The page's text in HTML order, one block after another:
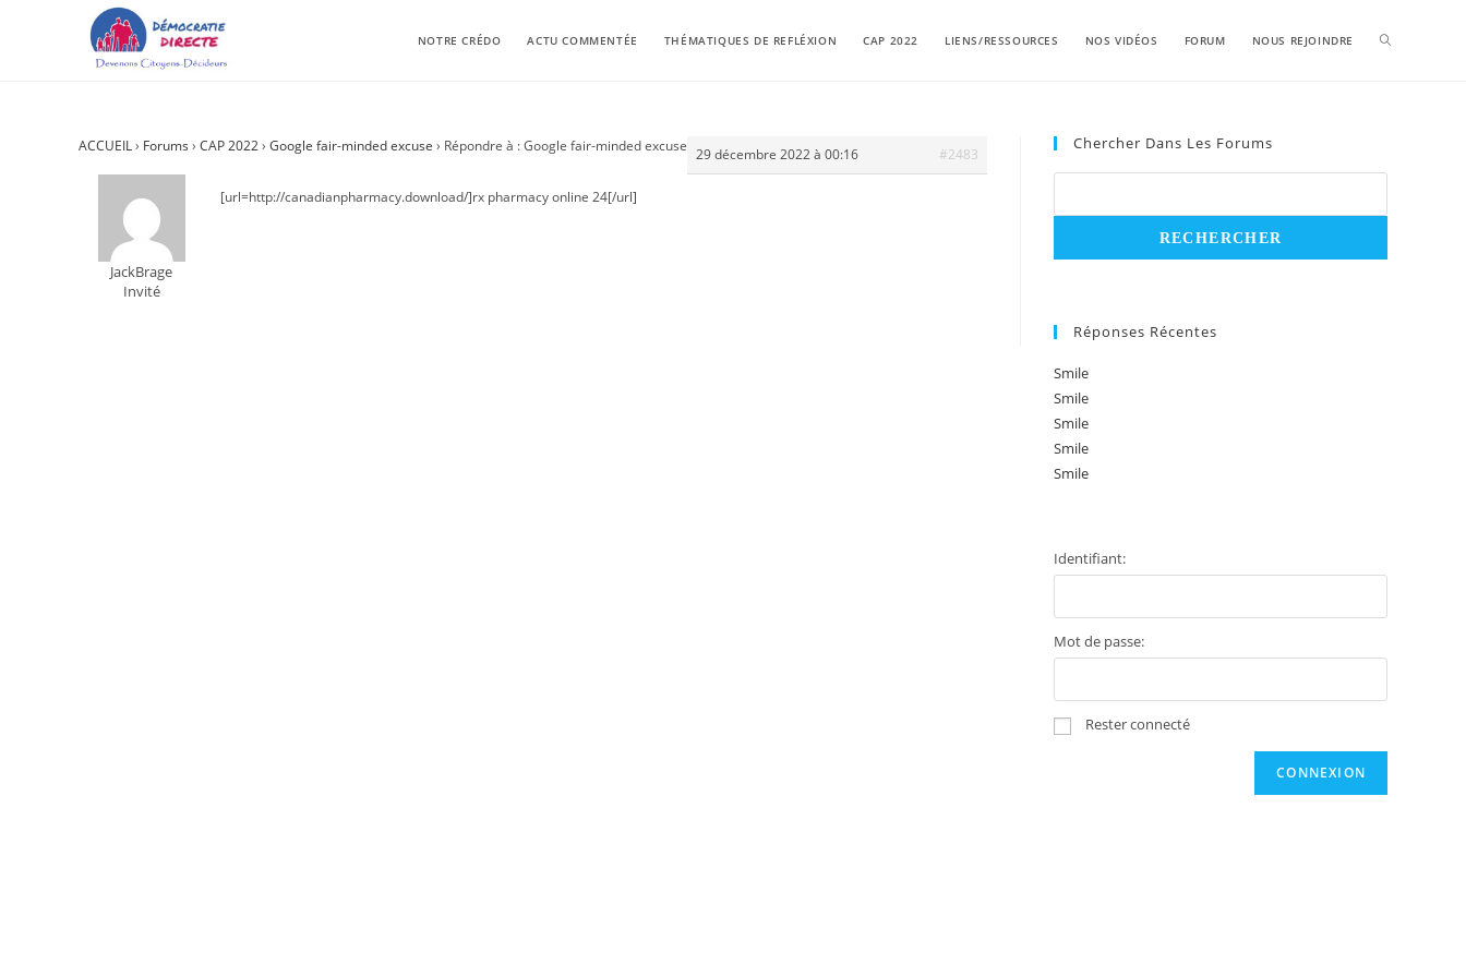
NOTRE CRÉDO ACTU COMMENTÉE THÉMATIQUES DE REFLÉXION CAP 2022 LIENS/RESSOURCES NOS VIDÉOS FORUM NOUS REJOINDRE
ACCUEIL› Forums › CAP 2022› Google fair-minded excuse › Répondre à : Google fair-minded excuse 29 décembre 2022 à 00:16 #2483
JackBrage
Invité
[url=http://canadianpharmacy.download/]rx pharmacy online 24[/url]
Chercher Dans Les Forums
Réponses Récentes
Smile
Smile
Smile
Smile
Smile
Identifiant:
Mot de passe:
Rester connecté
CONNEXION